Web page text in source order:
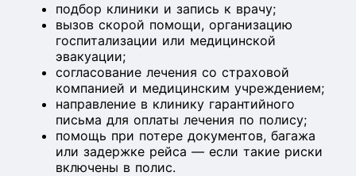
подбор клиники и запись к врачу;
вызов скорой помощи, организацию
госпитализации или медицинской
эвакуации;
согласование лечения со страховой
компанией и медицинским учреждением;
направление в клинику гарантийного
письма для оплаты лечения по полису;
помощь при потере документов, багажа
или задержке рейса — если такие риски
включены в полис.